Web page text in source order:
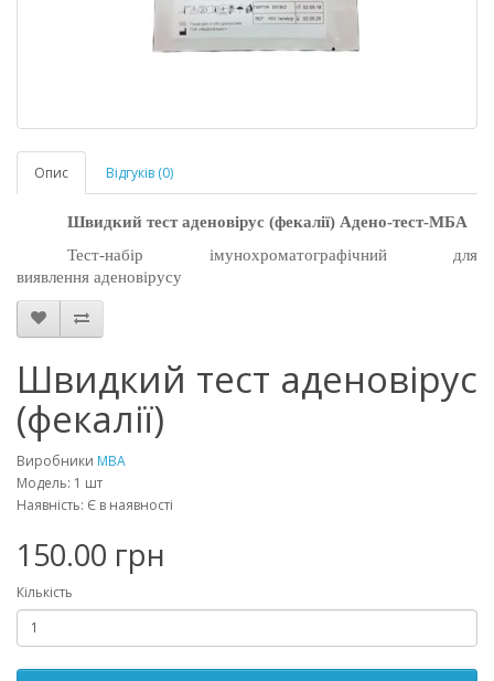
Опис Відгуків (0)
Швидкий тест аденовірус (фекалії) Адено-тест-МБА
Тест-набір імунохроматографічний для
виявлення аденовірусу
Швидкий тест аденовірус
(фекалії)
Виробники MBA
Модель: 1 шт
Наявність: Є в наявності
150.00 грн
Кількість